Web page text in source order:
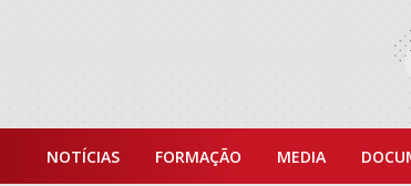
NOTÍCIAS FORMAÇÃO MEDIA